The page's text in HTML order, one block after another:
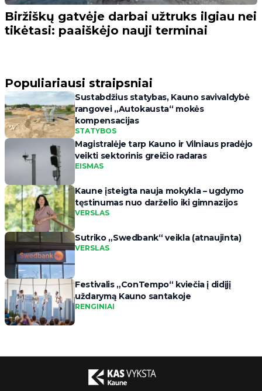
Biržiškų gatvėje darbai užtruks ilgiau nei
tikėtasi: paaiškėjo nauji terminai
Populiariausi straipsniai
Sustabdžius statybas, Kauno savivaldybė
rangovei „Autokausta“ mokės
kompensacijas
STATYBOS
Magistralėje tarp Kauno ir Vilniaus pradėjo
veikti sektorinis greičio radaras
EISMAS
Kaune įsteigta nauja mokykla – ugdymo
tęstinumas nuo darželio iki gimnazijos
VERSLAS
Sutriko „Swedbank“ veikla (atnaujinta)
VERSLAS
Festivalis „ConTempo“ kviečia į didįjį
uždarymą Kauno santakoje
RENGINIAI